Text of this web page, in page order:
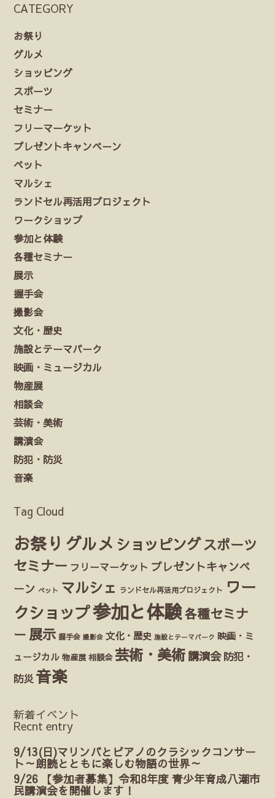
CATEGORY
お祭り
グルメ
ショッピング
スポーツ
セミナー
フリーマーケット
プレゼントキャンペーン
ペット
マルシェ
ランドセル再活用プロジェクト
ワークショップ
参加と体験
各種セミナー
展示
握手会
撮影会
文化・歴史
施設とテーマパーク
映画・ミュージカル
物産展
相談会
芸術・美術
講演会
防犯・防災
音楽
Tag Cloud
お祭り グルメ ショッピングスポーツ
セミナー フリーマーケット プレゼントキャンペ
ーン ペット マルシェ ランドセル再活用プロジェクト ワー
クショップ参加と体験各種セミナ
ー展示 握手会 撮影会 文化・歴史 施設とテーマパーク 映画・ミ
ュージカル 物産展 相談会 芸術・美術 講演会 防犯・
防災 音楽
新着イベント
Recnt entry
9/13(日)マリンバとピアノのクラシックコンサー
ト～朗読とともに楽しむ物語の世界～
9/26 【参加者募集】令和8年度 青少年育成八潮市
民講演会を開催します！